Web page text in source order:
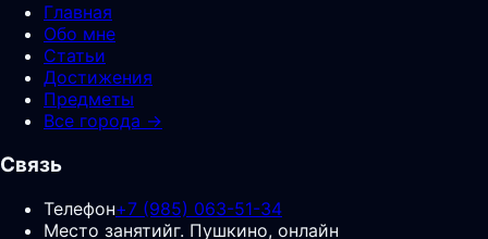
Главная
Обо мне
Статьи
Достижения
Предметы
Все города →
Связь
Телефон+7 (985) 063-51-34
Место занятийг. Пушкино, онлайн